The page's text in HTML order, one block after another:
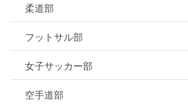
柔道部
フットサル部
女子サッカー部
空手道部